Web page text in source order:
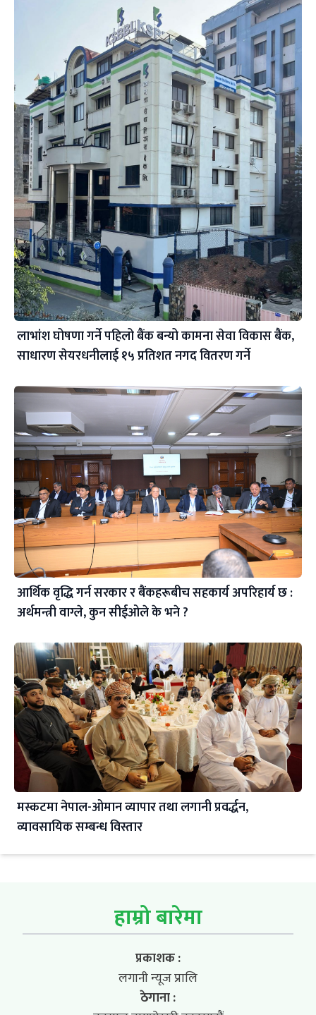
लाभांश घोषणा गर्ने पहिलो बैंक बन्यो कामना सेवा विकास बैंक,
साधारण सेयरधनीलाई १५ प्रतिशत नगद वितरण गर्ने
आर्थिक वृद्धि गर्न सरकार र बैंकहरूबीच सहकार्य अपरिहार्य छ :
अर्थमन्त्री वाग्ले, कुन सीईओले के भने ?
मस्कटमा नेपाल-ओमान व्यापार तथा लगानी प्रवर्द्धन,
व्यावसायिक सम्बन्ध विस्तार
हाम्रो बारेमा
प्रकाशक :
लगानी न्यूज प्रालि
ठेगाना :